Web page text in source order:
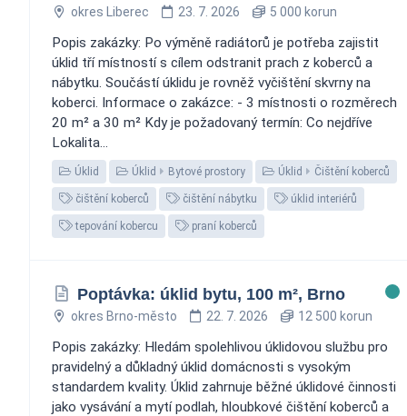
okres Liberec 23. 7. 2026 5 000 korun
Popis zakázky: Po výměně radiátorů je potřeba zajistit
úklid tří místností s cílem odstranit prach z koberců a
nábytku. Součástí úklidu je rovněž vyčištění skvrny na
koberci. Informace o zakázce: - 3 místnosti o rozměrech
20 m² a 30 m² Kdy je požadovaný termín: Co nejdříve
Lokalita...
Úklid Úklid Bytové prostory Úklid Čištění koberců
čištění koberců čištění nábytku úklid interiérů
tepování kobercu praní koberců
Poptávka: úklid bytu, 100 m², Brno
okres Brno-město 22. 7. 2026 12 500 korun
Popis zakázky: Hledám spolehlivou úklidovou službu pro
pravidelný a důkladný úklid domácnosti s vysokým
standardem kvality. Úklid zahrnuje běžné úklidové činnosti
jako vysávání a mytí podlah, hloubkové čištění koberců a